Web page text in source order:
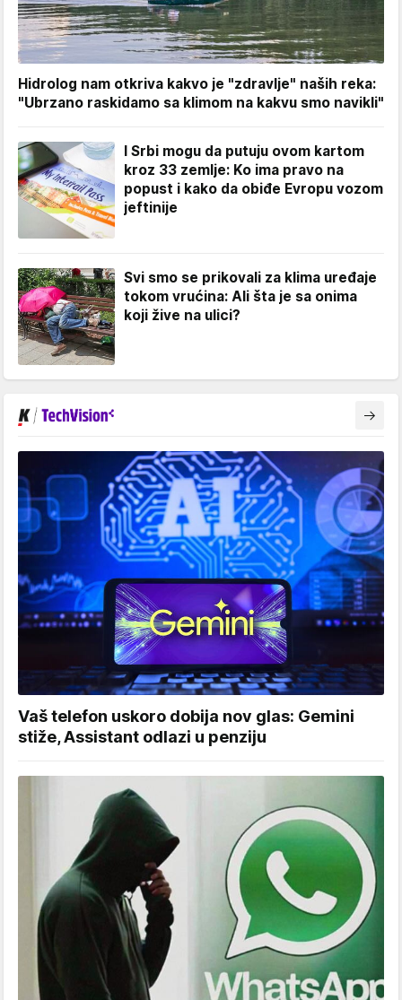
Hidrolog nam otkriva kakvo je "zdravlje" naših reka:
"Ubrzano raskidamo sa klimom na kakvu smo navikli"
I Srbi mogu da putuju ovom kartom
kroz 33 zemlje: Ko ima pravo na
popust i kako da obiđe Evropu vozom
jeftinije
Svi smo se prikovali za klima uređaje
tokom vrućina: Ali šta je sa onima
koji žive na ulici?
Vaš telefon uskoro dobija nov glas: Gemini
stiže, Assistant odlazi u penziju